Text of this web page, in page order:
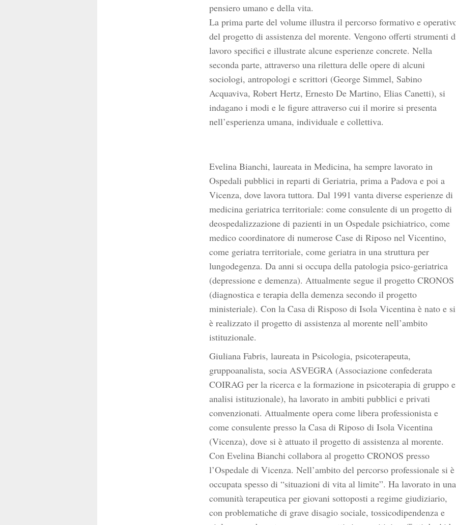
pensiero umano e della vita.
La prima parte del volume illustra il percorso formativo e
del progetto di assistenza del morente. Vengono offerti strumenti
lavoro specifici e illustrate alcune esperienze concrete. Nella
seconda parte, attraverso una rilettura delle opere di alcuni
sociologi, antropologi e scrittori (George Simmel, Sabino
Acquaviva, Robert Hertz, Ernesto De Martino, Elias Canetti), si
indagano i modi e le figure attraverso cui il morire si presenta
nell’esperienza umana, individuale e collettiva.
Evelina Bianchi, laureata in Medicina, ha sempre lavorato in
Ospedali pubblici in reparti di Geriatria, prima a Padova e poi a
Vicenza, dove lavora tuttora. Dal 1991 vanta diverse esperienze di
medicina geriatrica territoriale: come consulente di un progetto di
deospedalizzazione di pazienti in un Ospedale psichiatrico, come
medico coordinatore di numerose Case di Riposo nel Vicentino,
come geriatra territoriale, come geriatra in una struttura per
lungodegenza. Da anni si occupa della patologia psico-geriatrica
(depressione e demenza). Attualmente segue il progetto CRONOS
(diagnostica e terapia della demenza secondo il progetto
ministeriale). Con la Casa di Risposo di Isola Vicentina è nato e si
è realizzato il progetto di assistenza al morente nell’ambito
istituzionale.
Giuliana Fabris, laureata in Psicologia, psicoterapeuta,
gruppoanalista, socia ASVEGRA (Associazione confederata
COIRAG per la ricerca e la formazione in psicoterapia di gruppo e
analisi istituzionale), ha lavorato in ambiti pubblici e privati
convenzionati. Attualmente opera come libera professionista e
come consulente presso la Casa di Riposo di Isola Vicentina
(Vicenza), dove si è attuato il progetto di assistenza al morente.
Con Evelina Bianchi collabora al progetto CRONOS presso
l’Ospedale di Vicenza. Nell’ambito del percorso professionale si è
occupata spesso di “situazioni di vita al limite”. Ha lavorato in una
comunità terapeutica per giovani sottoposti a regime giudiziario,
con problematiche di grave disagio sociale, tossicodipendenza e